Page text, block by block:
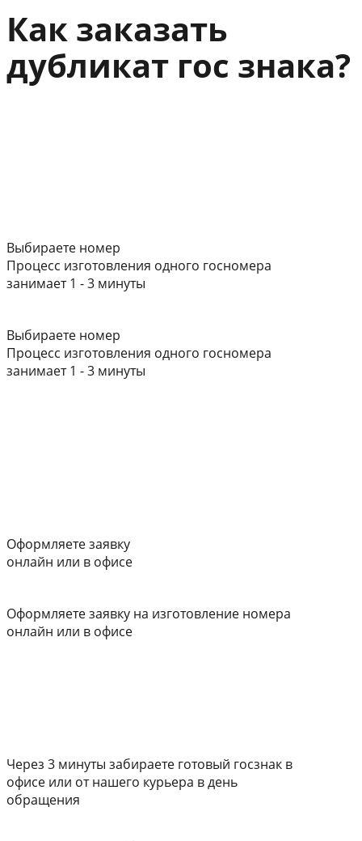
Как заказать
дубликат гос знака?
Выбираете номер
Процесс изготовления одного госномера
занимает 1 - 3 минуты
Выбираете номер
Процесс изготовления одного госномера
занимает 1 - 3 минуты
Оформляете заявку
онлайн или в офисе
Оформляете заявку на изготовление номера
онлайн или в офисе
Через 3 минуты забираете готовый госзнак в
офисе или от нашего курьера в день
обращения